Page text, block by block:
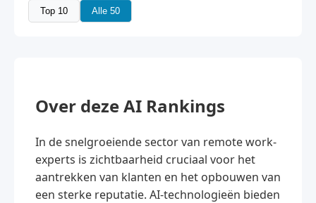
Top 10 Alle 50
Over deze AI Rankings
In de snelgroeiende sector van remote work-
experts is zichtbaarheid cruciaal voor het
aantrekken van klanten en het opbouwen van
een sterke reputatie. AI-technologieën bieden